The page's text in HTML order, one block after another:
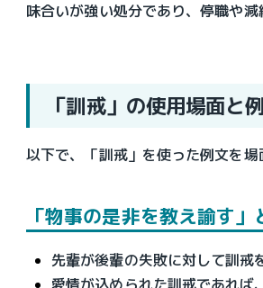
味合いが強い処分であり、停職や
「訓戒」の使用場面と
以下で、「訓戒」を使った例文を場
「物事の是非を教え諭す
先輩が後輩の失敗に対して訓戒